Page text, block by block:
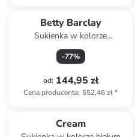
Betty Barclay
Sukienka w kolorze
jasnoróżowo-czarnym
-77%
od: 144,95 zł
Cena producenta: 652,46 zł*
Cream